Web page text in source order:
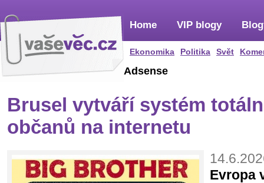
Home
Ekonomika Politika Svět
VIP blogy
Adsense
Brusel vytváří systém
občanů na internetu
Evropa